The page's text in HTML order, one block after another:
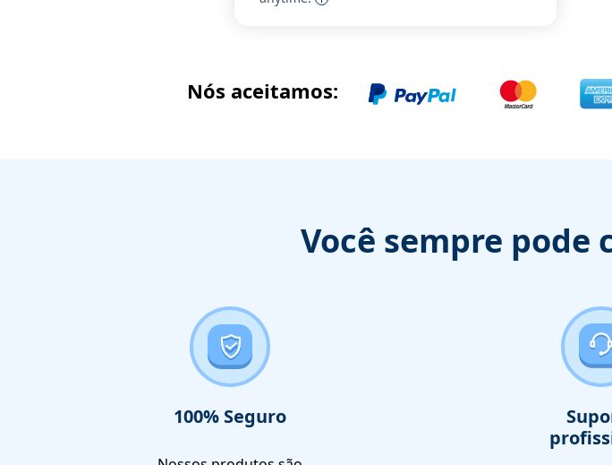
Nós aceitamos:
Você sempre pode
100% Seguro